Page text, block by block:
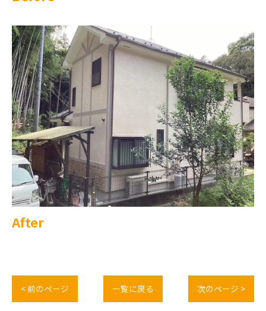
After
< 前のページ 一覧に戻る 次のページ >